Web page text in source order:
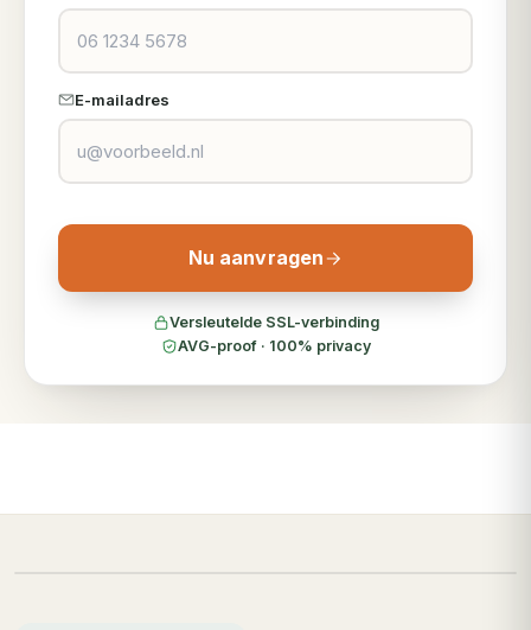
E-mailadres
Nu aanvragen
Versleutelde SSL-verbinding
AVG-proof · 100% privacy